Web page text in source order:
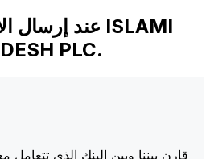
PLC.
قارن بيننا وبين البنك الذي تتعامل